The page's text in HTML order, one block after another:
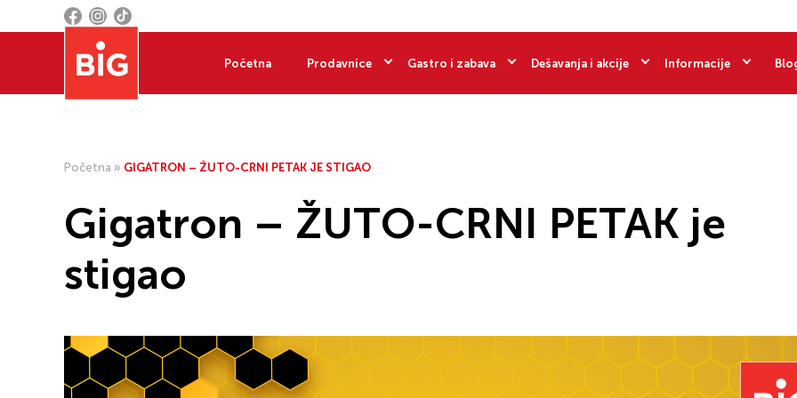
Početna Prodavnice Gastro i zabava Dešavanja i akcije Informacije
Početna » GIGATRON – ŽUTO-CRNI PETAK JE STIGAO
Gigatron – ŽUTO-CRNI PETAK je
stigao